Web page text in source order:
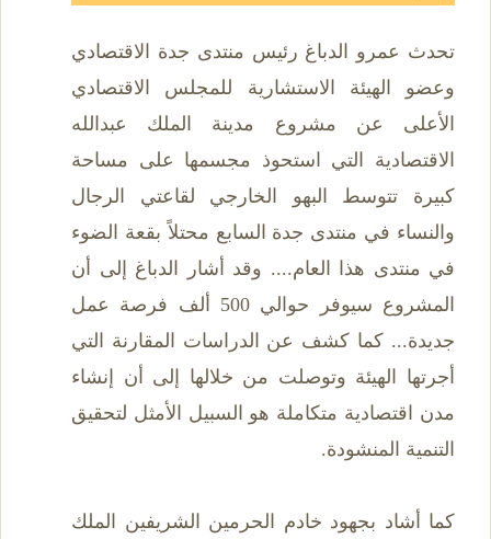
تحدث عمرو الدباغ رئيس منتدى جدة الاقتصادي
وعضو الهيئة الاستشارية للمجلس الاقتصادي
الأعلى عن مشروع مدينة الملك عبدالله
الاقتصادية التي استحوذ مجسمها على مساحة
كبيرة تتوسط البهو الخارجي لقاعتي الرجال
والنساء في منتدى جدة السابع محتلاً بقعة الضوء
في منتدى هذا العام.... وقد أشار الدباغ إلى أن
المشروع سيوفر حوالي 500 ألف فرصة عمل
جديدة... كما كشف عن الدراسات المقارنة التي
أجرتها الهيئة وتوصلت من خلالها إلى أن إنشاء
مدن اقتصادية متكاملة هو السبيل الأمثل لتحقيق
التنمية المنشودة.
كما أشاد بجهود خادم الحرمين الشريفين الملك